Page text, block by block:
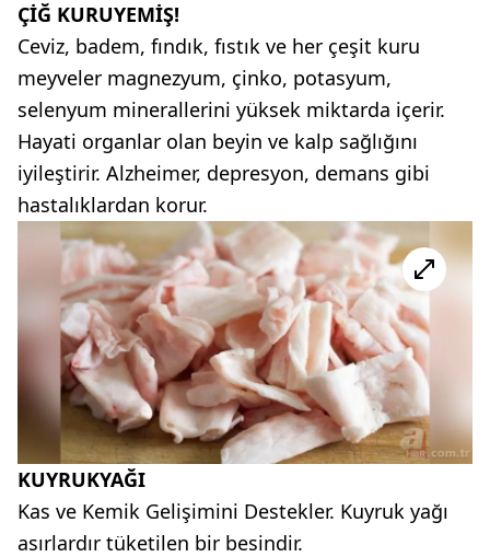
ÇİĞ KURUYEMİŞ!
Ceviz, badem, fındık, fıstık ve her çeşit kuru
meyveler magnezyum, çinko, potasyum,
selenyum minerallerini yüksek miktarda içerir.
Hayati organlar olan beyin ve kalp sağlığını
iyileştirir. Alzheimer, depresyon, demans gibi
hastalıklardan korur.
KUYRUKYAĞI
Kas ve Kemik Gelişimini Destekler. Kuyruk yağı
asırlardır tüketilen bir besindir.